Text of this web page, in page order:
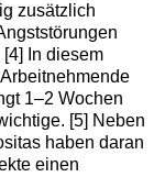
zusätzlich
In diesem
1–2 Wochen
[5] Neben
haben daran
einen